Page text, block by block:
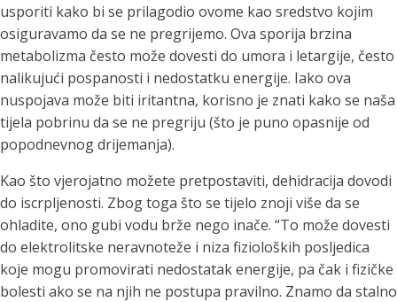
usporiti kako bi se prilagodio ovome kao sredstvo kojim
osiguravamo da se ne pregrijemo. Ova sporija brzina
metabolizma često može dovesti do umora i letargije, često
nalikujući pospanosti i nedostatku energije. Iako ova
nuspojava može biti iritantna, korisno je znati kako se naša
tijela pobrinu da se ne pregriju (što je puno opasnije od
popodnevnog drijemanja).
Kao što vjerojatno možete pretpostaviti, dehidracija dovodi
do iscrpljenosti. Zbog toga što se tijelo znoji više da se
ohladite, ono gubi vodu brže nego inače. “To može dovesti
do elektrolitske neravnoteže i niza fizioloških posljedica
koje mogu promovirati nedostatak energije, pa čak i fizičke
bolesti ako se na njih ne postupa pravilno. Znamo da stalno